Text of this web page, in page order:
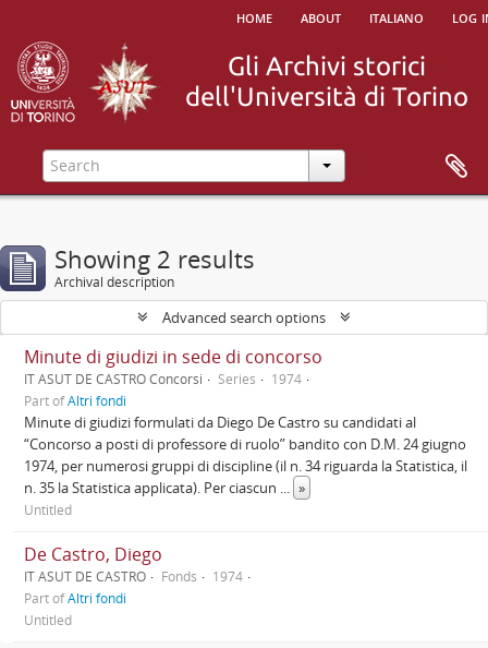
home about italiano log
Showing 2 results
Archival description
Advanced search options
Minute di giudizi in sede di concorso
IT ASUT DE CASTRO Concorsi Series
1974
Part ofAltri fondi
Minute di giudizi formulati da Diego De Castro su candidati al
“Concorso a posti di professore di ruolo” bandito con D.M. 24 giugno
1974, per numerosi gruppi di discipline (il n. 34 riguarda la Statistica, il
n. 35 la Statistica applicata). Per ciascun ... »
Untitled
De Castro, Diego
IT ASUT DE CASTRO Fonds
1974
Part ofAltri fondi
Untitled